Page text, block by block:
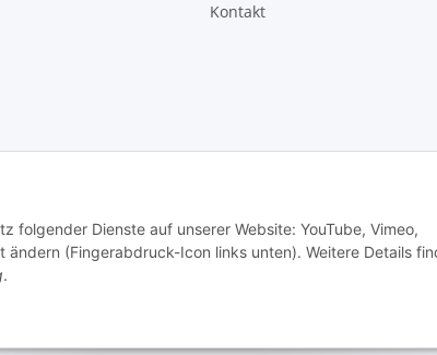
folgender Dienste auf unserer Website: YouTube, Vimeo,
ändern (Fingerabdruck-Icon links unten). Weitere Details
.
Kontakt